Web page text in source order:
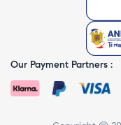
Our Payment Partners :